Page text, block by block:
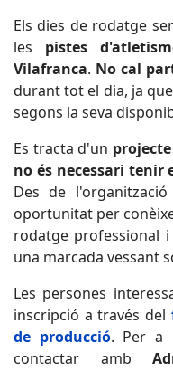
Els dies de rodatge
les pistes
Vilafranca. No cal
durant tot el dia, ja
segons la seva
Es tracta d'un
no és necessari tenir
Des de
oportunitat per
rodatge professional i
una marcada vessant
Les persones
inscripció a través del
de producció. Per a
contactar amb